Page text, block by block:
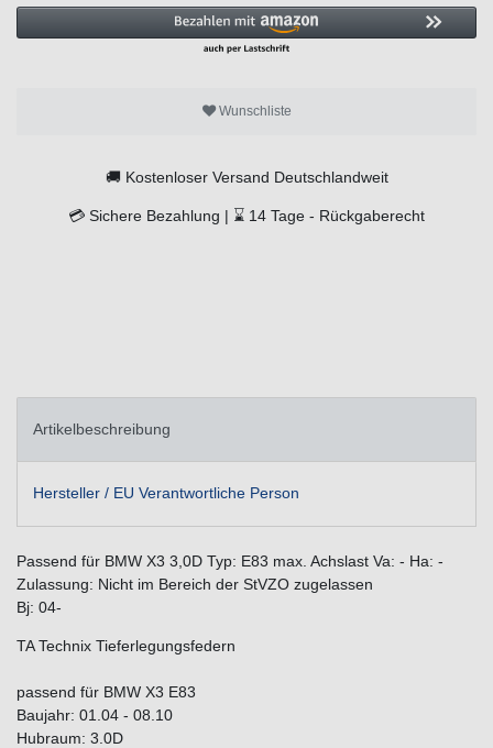
Wunschliste
🚚 Kostenloser Versand Deutschlandweit
💳 Sichere Bezahlung | ⌛ 14 Tage - Rückgaberecht
Artikelbeschreibung
Hersteller / EU Verantwortliche Person
Passend für BMW X3 3,0D Typ: E83 max. Achslast Va: - Ha: -
Zulassung: Nicht im Bereich der StVZO zugelassen
Bj: 04-
TA Technix Tieferlegungsfedern
passend für BMW X3 E83
Baujahr: 01.04 - 08.10
Hubraum: 3.0D